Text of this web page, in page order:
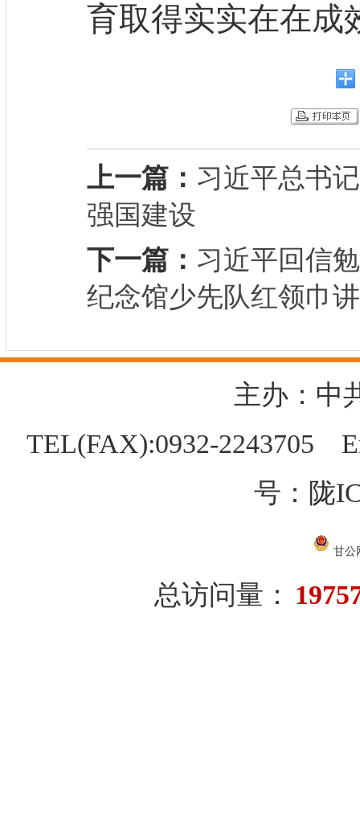
育取得实实在在成
上一篇： 习近平总书
强国建设
下一篇： 习近平回信
纪念馆少先队红领巾
主办：中
TEL(FAX):0932-2243705
号：陇
甘公
总访问量：